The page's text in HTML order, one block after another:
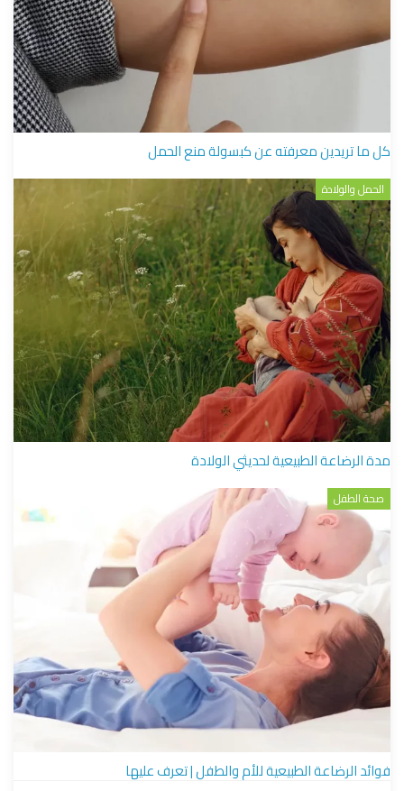
كل ما تريدين معرفته عن كبسولة منع الحمل
الحمل والولادة
مدة الرضاعة الطبيعية لحديثي الولادة
صحة الطفل
فوائد الرضاعة الطبيعية للأم والطفل | تعرف عليها